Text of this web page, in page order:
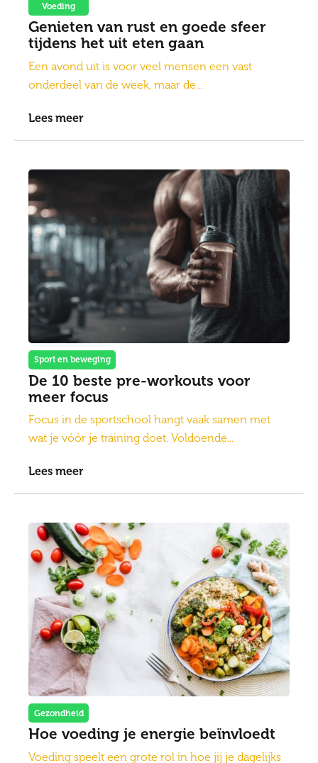
Voeding
Genieten van rust en goede sfeer
tijdens het uit eten gaan
Een avond uit is voor veel mensen een vast
onderdeel van de week, maar de...
Lees meer
Sport en beweging
De 10 beste pre-workouts voor
meer focus
Focus in de sportschool hangt vaak samen met
wat je vóór je training doet. Voldoende...
Lees meer
Gezondheid
Hoe voeding je energie beïnvloedt
Voeding speelt een grote rol in hoe jij je dagelijks